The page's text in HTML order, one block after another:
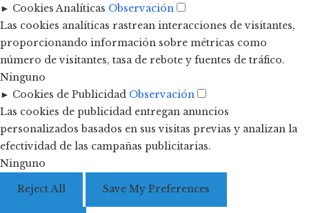
► Cookies Analíticas Observación
Las cookies analíticas rastrean interacciones de visitantes,
proporcionando información sobre métricas como
número de visitantes, tasa de rebote y fuentes de tráfico.
Ninguno
► Cookies de Publicidad Observación
Las cookies de publicidad entregan anuncios
personalizados basados en sus visitas previas y analizan la
efectividad de las campañas publicitarias.
Ninguno
Reject All Save My Preferences